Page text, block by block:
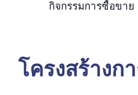
กิจกรรมการซื้อขาย
โครงสร้างก